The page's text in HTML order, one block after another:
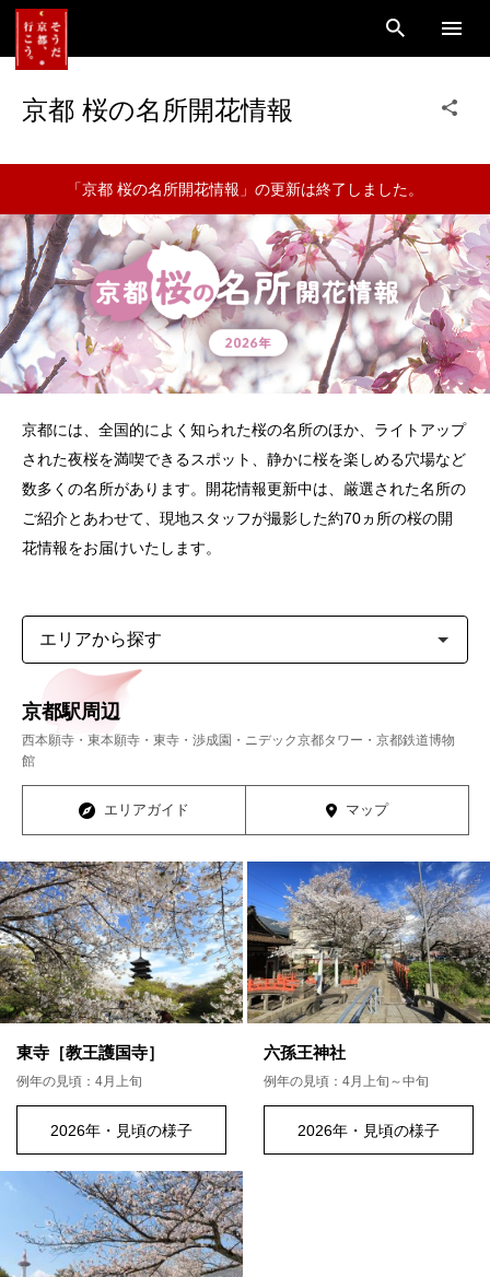
京都 桜の名所開花情報
「京都 桜の名所開花情報」の更新は終了しました。
京都には、全国的によく知られた桜の名所のほか、ライトアップ
された夜桜を満喫できるスポット、静かに桜を楽しめる穴場など
数多くの名所があります。開花情報更新中は、厳選された名所の
ご紹介とあわせて、現地スタッフが撮影した約70ヵ所の桜の開
花情報をお届けいたします。
エ
ア
探
京都駅周辺
西本願寺・東本願寺・東寺・渉成園・ニデック京都タワー・京都鉄道博物
館
エリアガイド マップ
東寺［教王護国寺］
例年の見頃：4月上旬
2026年・見頃の様子
六孫王神社
例年の見頃：4月上旬～中旬
2026年・見頃の様子